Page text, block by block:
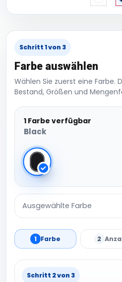
Schritt 1 von 3
Farbe auswählen
Wählen Sie zuerst eine Farbe.
Bestand, Größen und
1 Farbe verfügbar
Black
Black
Ausgewählte Farbe
1 Farbe 2
Schritt 2 von 3